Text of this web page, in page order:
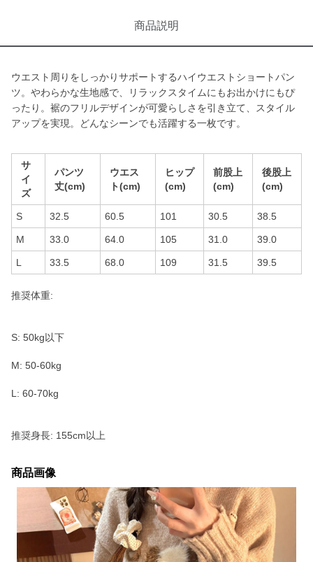
商品説明
ウエスト周りをしっかりサポートするハイウエストショートパン
ツ。やわらかな生地感で、リラックスタイムにもお出かけにもぴ
ったり。裾のフリルデザインが可愛らしさを引き立て、スタイル
アップを実現。どんなシーンでも活躍する一枚です。
サ
イ
ズ
パンツ
丈(cm)
ウエス
ト(cm)
ヒップ
(cm)
前股上
(cm)
後股上
(cm)
S 32.5 60.5 101 30.5 38.5
M 33.0 64.0 105 31.0 39.0
L 33.5 68.0 109 31.5 39.5
推奨体重:
S: 50kg以下
M: 50-60kg
L: 60-70kg
推奨身長: 155cm以上
商品画像